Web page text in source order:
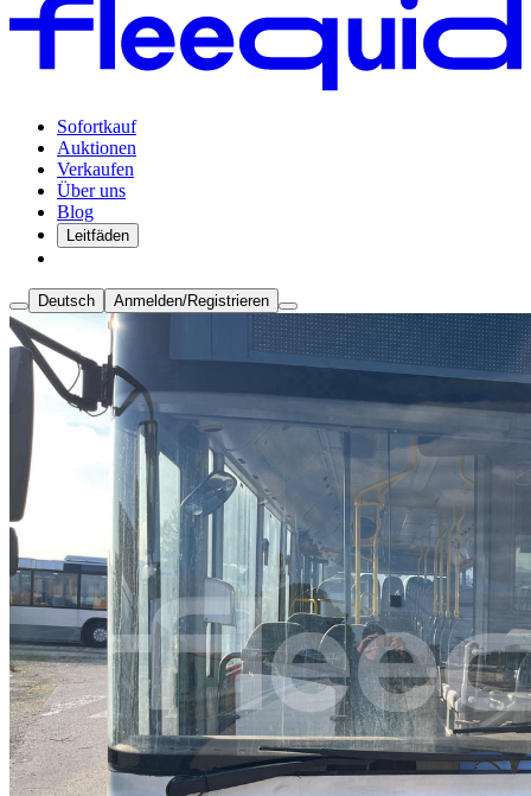
Sofortkauf
Auktionen
Verkaufen
Über uns
Blog
Leitfäden
Deutsch Anmelden/Registrieren